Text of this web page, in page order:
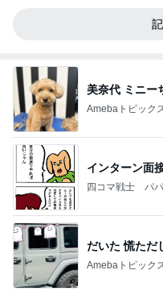
美奈代 ミニー
Amebaトピック
インターン面
四コマ戦士 パ
だいた 慌ただ
Amebaトピック